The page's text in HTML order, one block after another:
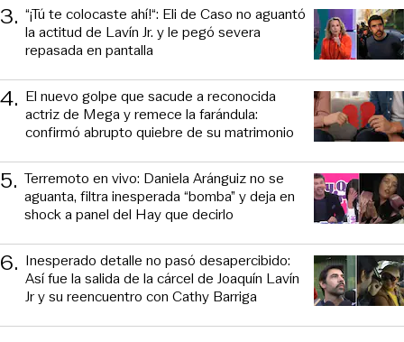
3. “¡Tú te colocaste ahí!“: Eli de Caso no aguantó
la actitud de Lavín Jr. y le pegó severa
repasada en pantalla
4. El nuevo golpe que sacude a reconocida
actriz de Mega y remece la farándula:
confirmó abrupto quiebre de su matrimonio
5. Terremoto en vivo: Daniela Aránguiz no se
aguanta, filtra inesperada “bomba” y deja en
shock a panel del Hay que decirlo
6. Inesperado detalle no pasó desapercibido:
Así fue la salida de la cárcel de Joaquín Lavín
Jr y su reencuentro con Cathy Barriga